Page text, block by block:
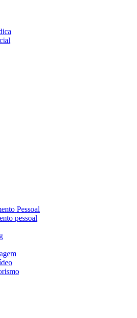
Pessoal
pessoal